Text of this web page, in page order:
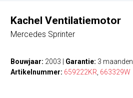
Kachel Ventilatiemotor
Mercedes Sprinter
Bouwjaar: 2003 Garantie: 3 maanden
Artikelnummer: 659222KR 663329W